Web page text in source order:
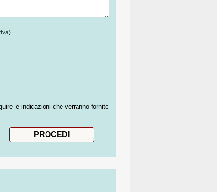
)
le indicazioni che verranno fornite